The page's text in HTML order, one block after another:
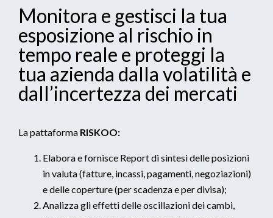
Monitora e gestisci la tua
esposizione al rischio in
tempo reale e proteggi la
tua azienda dalla volatilità e
dall’incertezza dei mercati
La pattaforma RISKOO:
Elabora e fornisce Report di sintesi delle posizioni
in valuta (fatture, incassi, pagamenti, negoziazioni)
e delle coperture (per scadenza e per divisa);
Analizza gli effetti delle oscillazioni dei cambi,